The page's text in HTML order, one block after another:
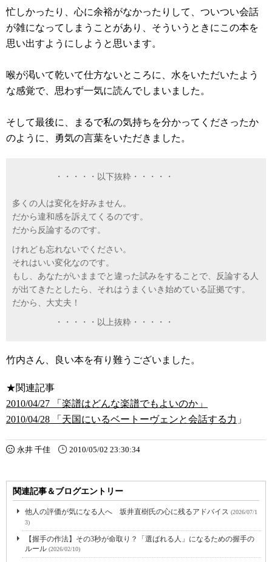
忙しかったり、心に余裕がなかったりして、ついつい会話
が雑になってしまうことがあり、そういうときにこの本を
思い出すようにしようと思います。
喉が渇いて乾いて仕方ないところに、水をいただいたよう
な感覚で、思わず一気に読んでしまいました。
そして最後に、まるで私の気持ちを分かってくださったか
のように、勇気の言葉をいただきました。
・・・・・以下抜粋・・・・・
多くの人は変化を好みません。
だから違和感を訴えてくるのです。
だから反論するのです。
けれども忘れないでください。
それはいい変化なのです。
もし、あなたがいままでと違った試みをすることで、反論する人
が出てきたとしたら、それはうまくいき始めている証拠です。
だから、大丈夫！
・・・・・以上抜粋・・・・・
竹内さん、良い本を有り難うございました。
★関連記事
2010/04/27 「楽譜はどんな楽譜でもよいのか」
2010/04/28 「天国にいるベートーヴェンと会話する力 」
永井 千佳 2010/05/02 23:30:34
関連記事＆ブログエントリー
他人の評価が気になる人へ 坂井直樹氏の心に残るアドバイス (2026/07/1
3)
【握手の作法】その3秒が命取り？「選ばれる人」になるための握手の
ルール (2026/02/10)